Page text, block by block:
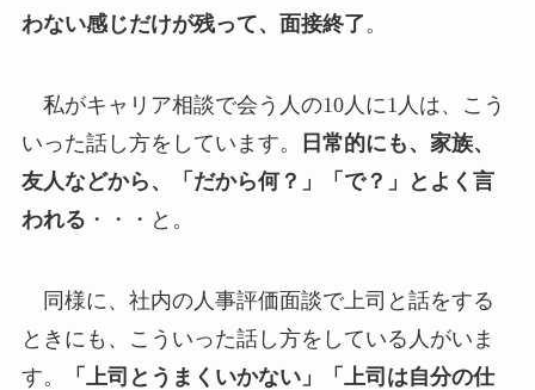
わない感じだけが残って、面接終了。
私がキャリア相談で会う人の10人に1人は、こう
いった話し方をしています。
日常的にも、家族、
友人などから、「だから何？」「で？」とよく言
われる ・・・と。
同様に、社内の人事評価面談で上司と話をする
ときにも、こういった話し方をしている人がいま
す。
「上司とうまくいかない」「上司は自分の仕